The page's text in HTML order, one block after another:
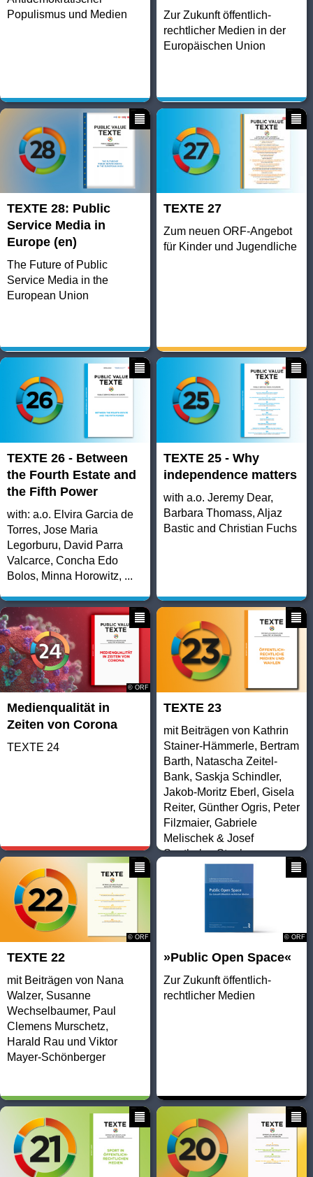
Populismus und Medien
Zur Zukunft öffentlich-
rechtlicher Medien in der
Europäischen Union
TEXTE 28: Public
Service Media in
Europe (en)
The Future of Public
Service Media in the
European Union
TEXTE 27
Zum neuen ORF-Angebot
für Kinder und Jugendliche
TEXTE 26 - Between
the Fourth Estate and
the Fifth Power
with: a.o. Elvira Garcia de
Torres, Jose Maria
Legorburu, David Parra
Valcarce, Concha Edo
Bolos, Minna Horowitz, ...
TEXTE 25 - Why
independence matters
with a.o. Jeremy Dear,
Barbara Thomass, Aljaz
Bastic and Christian Fuchs
© ORF
Medienqualität in
Zeiten von Corona
TEXTE 24
TEXTE 23
mit Beiträgen von Kathrin
Stainer-Hämmerle, Bertram
Barth, Natascha Zeitel-
Bank, Saskja Schindler,
Jakob-Moritz Eberl, Gisela
Reiter, Günther Ogris, Peter
Filzmaier, Gabriele
Melischek & Josef
Seethaler, Stephen
© ORF
TEXTE 22
mit Beiträgen von Nana
Walzer, Susanne
Wechselbaumer, Paul
Clemens Murschetz,
Harald Rau und Viktor
Mayer-Schönberger
© ORF
»Public Open Space«
Zur Zukunft öffentlich-
rechtlicher Medien